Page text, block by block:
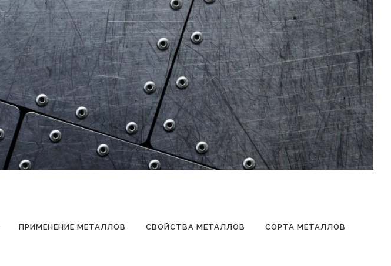
ПРИМЕНЕНИЕ МЕТАЛЛОВ СВОЙСТВА МЕТАЛЛОВ СОРТА МЕТАЛЛОВ